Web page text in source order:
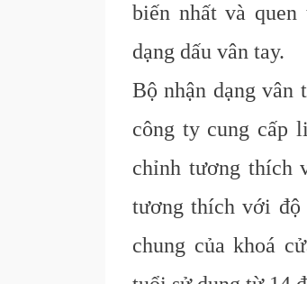
biến nhất và
dạng dấu vân tay.
Bộ nhận dạng vân
công ty cung cấp
chỉnh tương thích
tương thích với độ
chung của khoá